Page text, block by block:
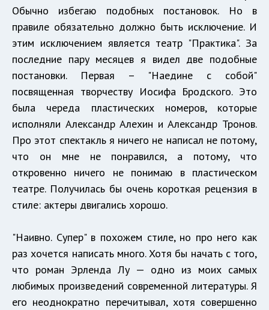
Обычно избегаю подобных постановок. Но в
правиле обязательно должно быть исключение. И
этим исключением является театр "Практика". За
последние пару месяцев я видел две подобные
постановки. Первая – "Наедине с собой"
посвященная творчеству Иосифа Бродского. Это
была череда пластических номеров, которые
исполняли Александр Алехин и Александр Тронов.
Про этот спектакль я ничего не написал не потому,
что он мне не понравился, а потому, что
откровенно ничего не понимаю в пластическом
театре. Получилась бы очень короткая рецензия в
стиле: актеры двигались хорошо.
"Наивно. Супер" в похожем стиле, но про него как
раз хочется написать много. Хотя бы начать с того,
что роман Эрленда Лу — одно из моих самых
любимых произведений современной литературы. Я
его неоднократно перечитывал, хотя совершенно